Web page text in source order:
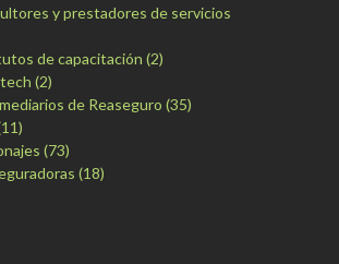
y prestadores de servicios
de capacitación (2)
(2)
de Reaseguro (35)
(73)
(18)